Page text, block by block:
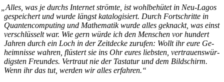
Al­les, was je durchs In­ter­net ström­te, ist wohl­be­hü­tet in Neu-La­gos
ge­spei­chert und wur­de längst ka­ta­lo­gi­siert. Durch Fort­schrit­te in
Quan­ten­com­pu­ting und Ma­the­ma­tik wur­de al­les ge­knackt, was einst
ver­schlüs­selt war. Wie gern wür­de ich den Men­schen vor hun­dert
Jah­ren durch ein Loch in der Zeit­de­cke zu­ru­fen: Wollt ihr eu­re Ge­
heim­nis­se wah­ren, flüs­tert sie ins Ohr eu­res liebs­ten, ver­trau­ens­wür­
digs­ten Freun­des. Ver­traut nie der Tas­ta­tur und dem Bild­schirm.
Wenn ihr das tut, wer­den wir al­les erfahren.“